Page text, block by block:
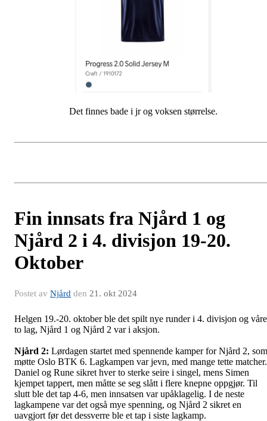
Det finnes bade i jr og voksen størrelse.
Fin innsats fra Njård 1 og
Njård 2 i 4. divisjon 19-20.
Oktober
Postet av Njård den 21. okt 2024
Helgen 19.-20. oktober ble det spilt nye runder i 4. divisjon og våre
to lag, Njård 1 og Njård 2 var i aksjon.
Njård 2: Lørdagen startet med spennende kamper for Njård 2, som
møtte Oslo BTK 6. Lagkampen var jevn, med mange tette matcher.
Daniel og Rune sikret hver to sterke seire i singel, mens Simen
kjempet tappert, men måtte se seg slått i flere knepne oppgjør. Til
slutt ble det tap 4-6, men innsatsen var upåklagelig. I de neste
lagkampene var det også mye spenning, og Njård 2 sikret en
uavgjort før det dessverre ble et tap i siste lagkamp.